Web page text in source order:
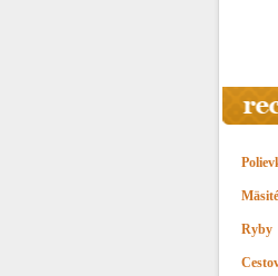
Ryby